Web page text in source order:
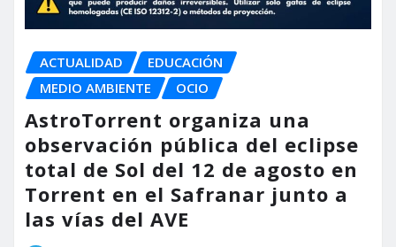
ACTUALIDAD
EDUCACIÓN
MEDIO AMBIENTE
OCIO
AstroTorrent organiza una
observación pública del eclipse
total de Sol del 12 de agosto en
Torrent en el Safranar junto a
las vías del AVE